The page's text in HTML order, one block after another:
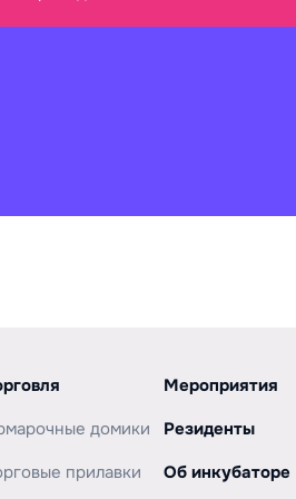
домики
прилавки
Мероприятия
Резиденты
Об инкубаторе